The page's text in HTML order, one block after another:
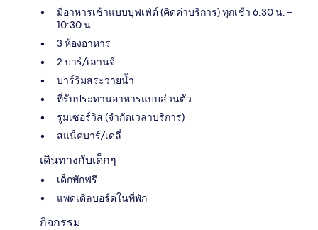
มีอาหารเช้าแบบบุฟเฟ่ต์ (คิดค่าบริการ) ทุกเช้า 6:30 น. –
10:30 น.
3 ห้องอาหาร
2 บาร์/เลานจ์
บาร์ริมสระว่ายน้ำ
ที่รับประทานอาหารแบบส่วนตัว
รูมเซอร์วิส (จำกัดเวลาบริการ)
สแน็คบาร์/เดลี่
เดินทางกับเด็กๆ
เด็กพักฟรี
แพดเดิลบอร์ดในที่พัก
กิจกรรม